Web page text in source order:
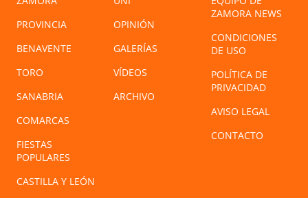
PROVINCIA
BENAVENTE
TORO
SANABRIA
COMARCAS
FIESTAS
POPULARES
CASTILLA Y LEÓN
OPINIÓN
GALERÍAS
VÍDEOS
ARCHIVO
ZAMORA NEWS
CONDICIONES
DE USO
POLÍTICA DE
PRIVACIDAD
AVISO LEGAL
CONTACTO